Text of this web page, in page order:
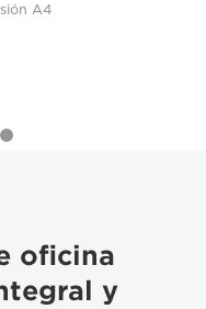
A4
oficina
y